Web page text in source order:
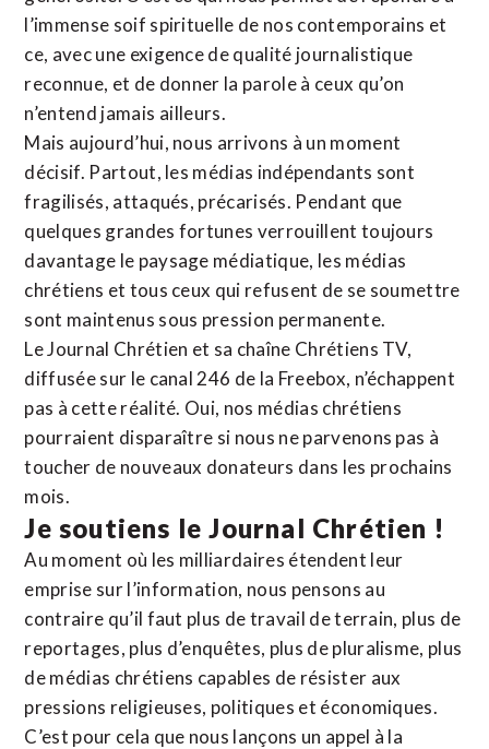
l’immense soif spirituelle de nos contemporains et
ce, avec une exigence de qualité journalistique
reconnue, et de donner la parole à ceux qu’on
n’entend jamais ailleurs.
Mais aujourd’hui, nous arrivons à un moment
décisif. Partout, les médias indépendants sont
fragilisés, attaqués, précarisés. Pendant que
quelques grandes fortunes verrouillent toujours
davantage le paysage médiatique, les médias
chrétiens et tous ceux qui refusent de se soumettre
sont maintenus sous pression permanente.
Le Journal Chrétien et sa chaîne Chrétiens TV,
diffusée sur le canal 246 de la Freebox, n’échappent
pas à cette réalité. Oui, nos médias chrétiens
pourraient disparaître si nous ne parvenons pas à
toucher de nouveaux donateurs dans les prochains
mois.
Je soutiens le Journal Chrétien !
Au moment où les milliardaires étendent leur
emprise sur l’information, nous pensons au
contraire qu’il faut plus de travail de terrain, plus de
reportages, plus d’enquêtes, plus de pluralisme, plus
de médias chrétiens capables de résister aux
pressions religieuses, politiques et économiques.
C’est pour cela que nous lançons un appel à la